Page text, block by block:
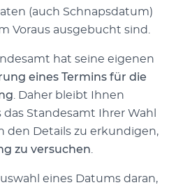
(auch Schnapsdatum)
Voraus ausgebucht sind.
hat seine eigenen
eines Termins für die
. Daher bleibt Ihnen
Standesamt Ihrer Wahl
den Details zu erkundigen,
zu versuchen
eines Datums daran,